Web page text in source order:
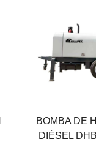
BOMBA DE
DIÉSEL
Salida máxima
40 M³/H
Presión
11 MPA
76 KW